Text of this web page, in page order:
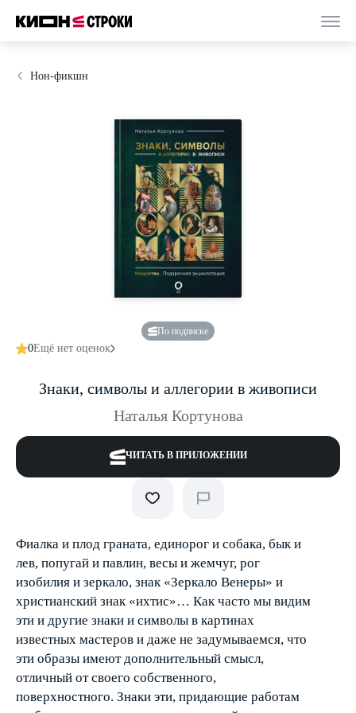
Нон-фикшн
По подписке
0Ещё нет оценок
Знаки, символы и аллегории в живописи
Наталья Кортунова
ЧИТАТЬ В ПРИЛОЖЕНИИ
Фиалка и плод граната, единорог и собака, бык и
лев, попугай и павлин, весы и жемчуг, рог
изобилия и зеркало, знак «Зеркало Венеры» и
христианский знак «ихтис»… Как часто мы видим
эти и другие знаки и символы в картинах
известных мастеров и даже не задумываемся, что
эти образы имеют дополнительный смысл,
отличный от своего собственного,
поверхностного. Знаки эти, придающие работам